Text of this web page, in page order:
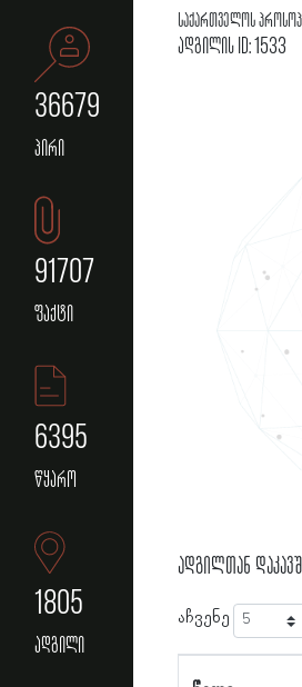
36679
პირი
91707
ფაქტი
6395
წყარო
1805
ადგილი
საქართველოს
ადგილის ID: 1533
ადგილთან
აჩვენე